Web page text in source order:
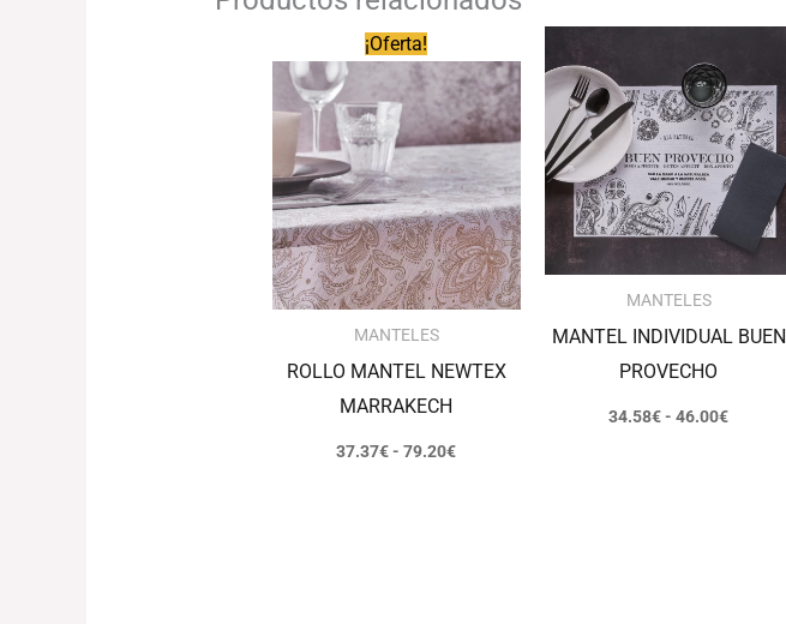
¡Oferta!
MANTELES
ROLLO MANTEL NEWTEX
MARRAKECH
37.37€- 79.20€
de
precios:
desde
37.37€
hasta
79.20€
MANTELES
MANTEL INDIVIDUAL BUEN
PROVECHO
34.58€- 46.00€
desde
34.58€
hasta
46.00€